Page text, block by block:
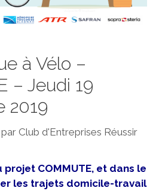
à Vélo –
– Jeudi 19
2019
par Club d'Entreprises Réussir
COMMUTE, et dans le
les trajets domicile-travail